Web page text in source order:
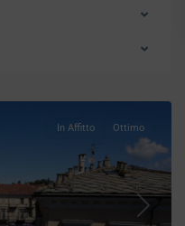
Next
In Affitto Ottimo